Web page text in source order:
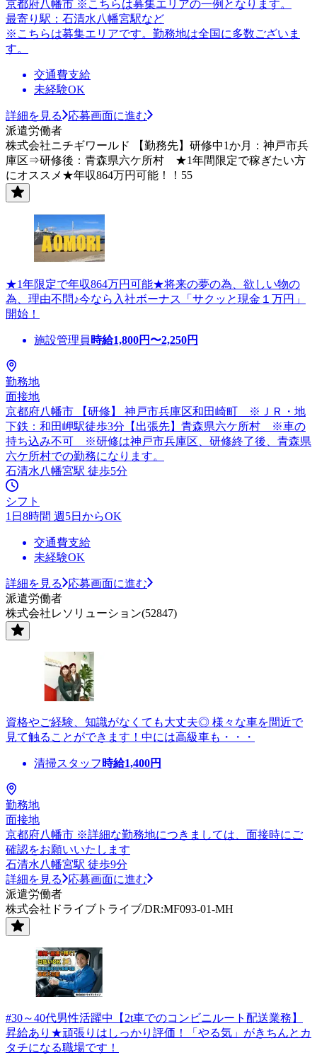
京都府八幡市 ※こちらは募集エリアの一例となります。
最寄り駅：石清水八幡宮駅など
※こちらは募集エリアです。勤務地は全国に多数ございま
す。
交通費支給
未経験OK
詳細を見る
応募画面に進む
派遣労働者
株式会社ニチギワールド 【勤務先】研修中1か月：神戸市兵
庫区⇒研修後：青森県六ケ所村 ★1年間限定で稼ぎたい方
にオススメ★年収864万円可能！！55
★1年限定で年収864万円可能★将来の夢の為、欲しい物の
為、理由不問♪今なら入社ボーナス「サクッと現金１万円」
開始！
施設管理員 時給1,800円〜2,250円
勤務地
面接地
京都府八幡市 【研修】 神戸市兵庫区和田崎町 ※ＪＲ・地
下鉄：和田岬駅徒歩3分【出張先】青森県六ケ所村 ※車の
持ち込み不可 ※研修は神戸市兵庫区、研修終了後、青森県
六ケ所村での勤務になります。
石清水八幡宮駅 徒歩5分
シフト
1日8時間 週5日からOK
交通費支給
未経験OK
詳細を見る
応募画面に進む
派遣労働者
株式会社レソリューション(52847)
資格やご経験、知識がなくても大丈夫◎ 様々な車を間近で
見て触ることができます！中には高級車も・・・
清掃スタッフ 時給1,400円
勤務地
面接地
京都府八幡市 ※詳細な勤務地につきましては、面接時にご
確認をお願いいたします
石清水八幡宮駅 徒歩9分
詳細を見る
応募画面に進む
派遣労働者
株式会社ドライブトライブ/DR:MF093-01-MH
#30～40代男性活躍中【2t車でのコンビニルート配送業務】
昇給あり★頑張りはしっかり評価！「やる気」がきちんとカ
タチになる職場です！